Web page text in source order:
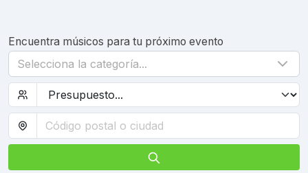
Encuentra músicos para tu próximo evento
Selecciona la categoría...